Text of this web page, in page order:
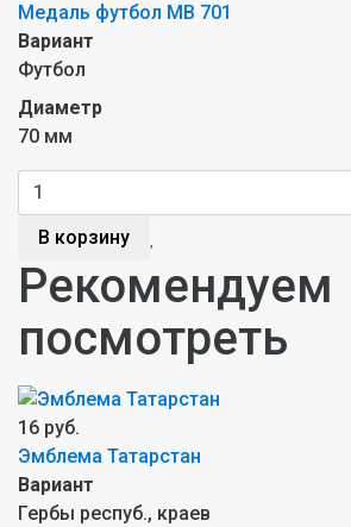
Медаль футбол MB 701
Вариант
Футбол
Диаметр
70 мм
В корзину
Рекомендуем
посмотреть
16 руб.
Эмблема Татарстан
Вариант
Гербы респуб., краев